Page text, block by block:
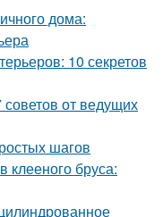
дома:
10 секретов
от ведущих
шагов
бруса: